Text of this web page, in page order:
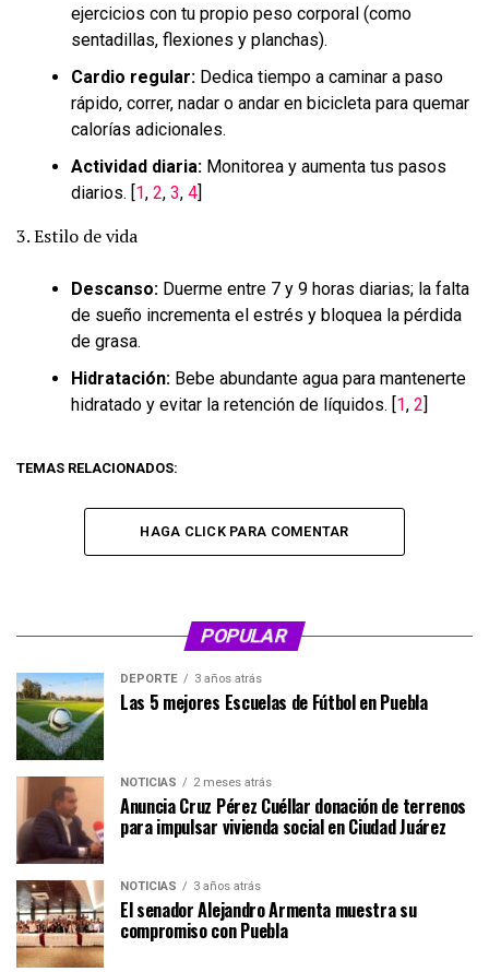
ejercicios con tu propio peso corporal (como
sentadillas, flexiones y planchas).
Cardio regular: Dedica tiempo a caminar a paso
rápido, correr, nadar o andar en bicicleta para quemar
calorías adicionales.
Actividad diaria: Monitorea y aumenta tus pasos
diarios. [ 1, 2, 3, 4
3. Estilo de vida
Descanso: Duerme entre 7 y 9 horas diarias; la falta
de sueño incrementa el estrés y bloquea la pérdida
de grasa.
Hidratación: Bebe abundante agua para mantenerte
hidratado y evitar la retención de líquidos. [ 1, 2
TEMAS RELACIONADOS:
HAGA CLICK PARA COMENTAR
POPULAR
DEPORTE 3 años atrás
Las 5 mejores Escuelas de Fútbol en Puebla
NOTICIAS 2 meses atrás
Anuncia Cruz Pérez Cuéllar donación de terrenos
para impulsar vivienda social en Ciudad Juárez
NOTICIAS 3 años atrás
El senador Alejandro Armenta muestra su
compromiso con Puebla